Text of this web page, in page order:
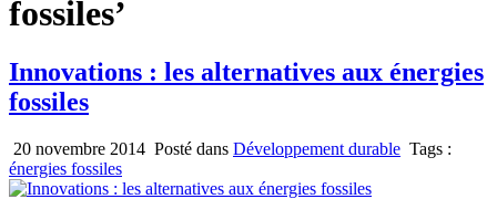
fossiles’
Innovations : les alternatives aux énergies
fossiles
20 novembre 2014 Posté dans Développement durable Tags :
énergies fossiles